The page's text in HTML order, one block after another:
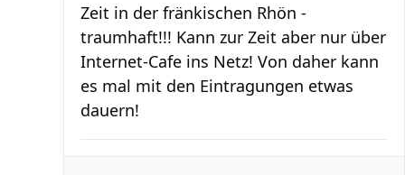
Zeit in der fränkischen Rhön -
traumhaft!!! Kann zur Zeit aber nur über
Internet-Cafe ins Netz! Von daher kann
es mal mit den Eintragungen etwas
dauern!